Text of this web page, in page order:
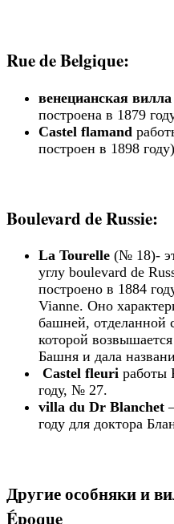
Rue de Belgique:
венецианская
построена в 1879
Castel flamand
построен в 1898 году)
Boulevard de Russie:
La Tourelle (№ 18)-
углу boulevard de
построено в 1884
Vianne. Оно
башней, отделанной
которой
Башня и дала
Castel fleuri работы
году, № 27.
villa du Dr Blanchet
году для доктора
Другие особняки и
Époque